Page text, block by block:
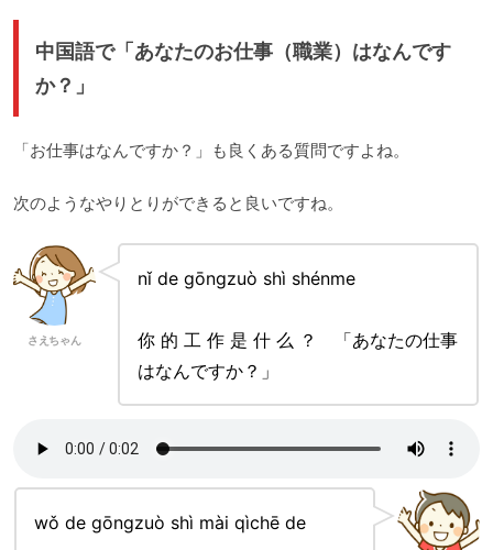
中国語で「あなたのお仕事（職業）はなんです
か？」
「お仕事はなんですか？」も良くある質問ですよね。
次のようなやりとりができると良いですね。
さえちゃん
nǐ de gōngzuò shì shénme
你 的 工 作 是 什 么 ？ 「あなたの仕事
はなんですか？」
wǒ de gōngzuò shì mài qìchē de